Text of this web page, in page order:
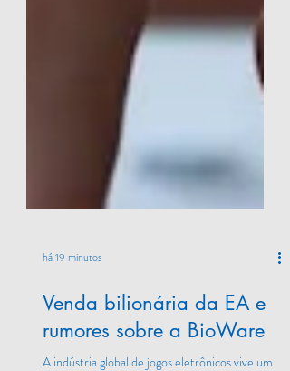
há 19 minutos
Venda bilionária da EA e